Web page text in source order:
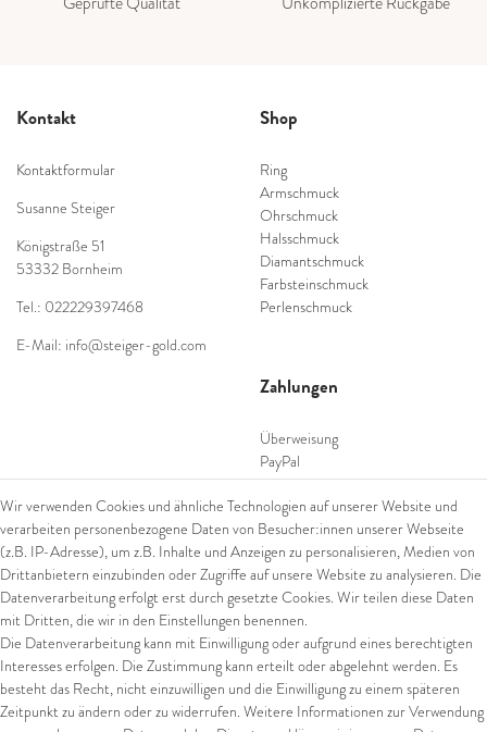
Kontakt
Kontaktformular
Susanne Steiger
Königstraße 51
53332 Bornheim
Tel.: 022229397468
E-Mail: info@steiger-gold.com
Shop
Ring
Armschmuck
Ohrschmuck
Halsschmuck
Diamantschmuck
Farbsteinschmuck
Perlenschmuck
Zahlungen
Überweisung
PayPal
SEPA Lastschrift
giropay
Kreditkarte
Versand
UPS
FedEx
Wir verwenden Cookies und ähnliche Technologien auf unserer Website und
verarbeiten personenbezogene Daten von Besucher:innen unserer Webseite
(z.B. IP-Adresse), um z.B. Inhalte und Anzeigen zu personalisieren, Medien von
Drittanbietern einzubinden oder Zugriffe auf unsere Website zu analysieren. Die
Datenverarbeitung erfolgt erst durch gesetzte Cookies. Wir teilen diese Daten
mit Dritten, die wir in den Einstellungen benennen.
Die Datenverarbeitung kann mit Einwilligung oder aufgrund eines berechtigten
Interesses erfolgen. Die Zustimmung kann erteilt oder abgelehnt werden. Es
besteht das Recht, nicht einzuwilligen und die Einwilligung zu einem späteren
Zeitpunkt zu ändern oder zu widerrufen. Weitere Informationen zur Verwendung